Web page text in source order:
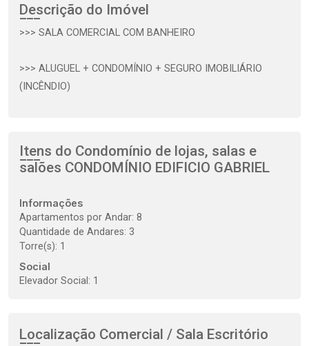
Descrição do Imóvel
>>> SALA COMERCIAL COM BANHEIRO
>>> ALUGUEL + CONDOMÍNIO + SEGURO IMOBILIÁRIO
(INCÊNDIO)
Itens do Condomínio de lojas, salas e
salões CONDOMÍNIO EDIFICIO GABRIEL
Informações
Apartamentos por Andar: 8
Quantidade de Andares: 3
Torre(s): 1
Social
Elevador Social: 1
Localização Comercial / Sala Escritório